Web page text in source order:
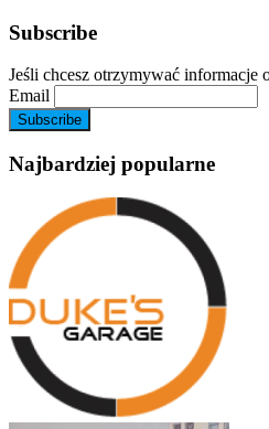
Subscribe
Jeśli chcesz otrzymywać informacje
Email
Najbardziej popularne